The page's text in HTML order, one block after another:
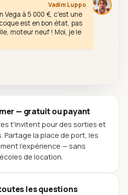
Vadim Luppo
Vega à 5 000 €, c'est une
est en bon état, pas
moteur neuf ! Moi, je le
— gratuit ou payant
t'invitent pour des sorties et
Partage la place de port, les
l'expérience — sans
de location.
les questions